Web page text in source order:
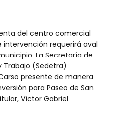
del centro comercial
intervención requerirá aval
La Secretaría de
Trabajo (Sedetra)
presente de manera
para Paseo de San
Víctor Gabriel